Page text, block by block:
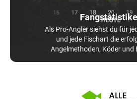
Als Pro-Angler siehst du für
und jede Fischart die
Angelmethoden, Köder und